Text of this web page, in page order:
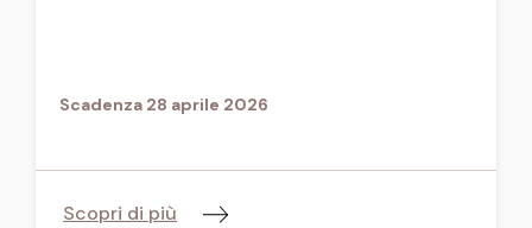
Scadenza 28 aprile 2026
Scopri di più